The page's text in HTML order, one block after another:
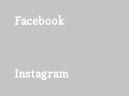
Facebook
Instagram